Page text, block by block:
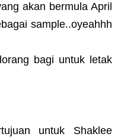
akan bermula April
sample..oyeahhh
bagi untuk letak
untuk Shaklee